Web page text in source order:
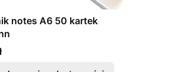
notes A6 50 kartek